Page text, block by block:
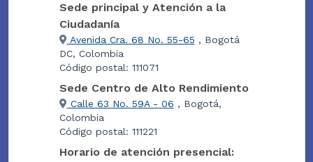
Sede principal y Atención a la
Ciudadanía
Avenida Cra. 68 No. 55-65 , Bogotá
DC, Colombia
Código postal: 111071
Sede Centro de Alto Rendimiento
Calle 63 No. 59A - 06 , Bogotá,
Colombia
Código postal: 111221
Horario de atención presencial: